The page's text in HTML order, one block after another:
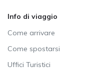
Info di viaggio
Come arrivare
Come spostarsi
Uffici Turistici